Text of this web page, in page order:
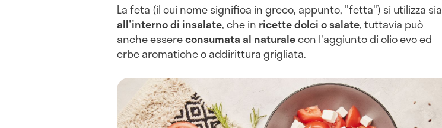
La feta (il cui nome significa in greco, appunto, "fetta") si utilizza sia
all'interno di insalate, che in ricette dolci o salate, tuttavia può
anche essereconsumata al naturalecon l'aggiunto di olio evo ed
erbe aromatiche o addirittura grigliata.